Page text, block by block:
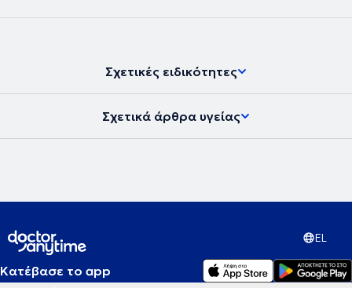
Σχετικές ειδικότητες
Σχετικά άρθρα υγείας
EL
Κατέβασε το app